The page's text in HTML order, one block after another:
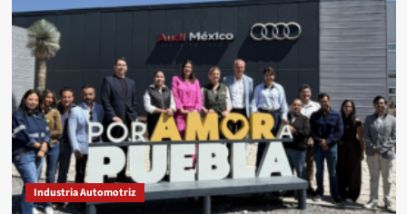
Industria Automotriz